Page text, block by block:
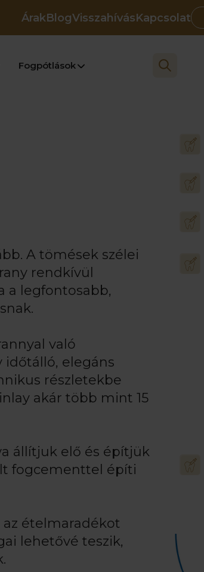
ÁrakBlogVisszahívásKapcsolat
Fogpótlások
A tömések szélei
rendkívül
a legfontosabb,
való
időtálló, elegáns
részletekbe
akár több mint 15
állítjuk elő és építjük
fogcementtel építi
ételmaradékot
lehetővé teszik,